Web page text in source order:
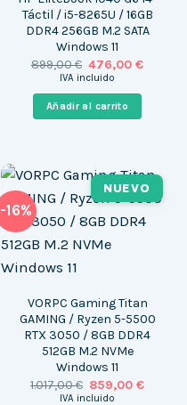
Táctil / i5-8265U / 16GB
DDR4 256GB M.2 SATA
Windows 11
899,00€ El
precio
era:
899,00 €.
476,00€El
IVA incluido
Añadir al carrito
-16%
NUEVO
VORPC Gaming Titan
GAMING / Ryzen 5-5500
RTX 3050 / 8GB DDR4
512GB M.2 NVMe
Windows 11
1.017,00€ El
precio
859,00€El
IVA incluido